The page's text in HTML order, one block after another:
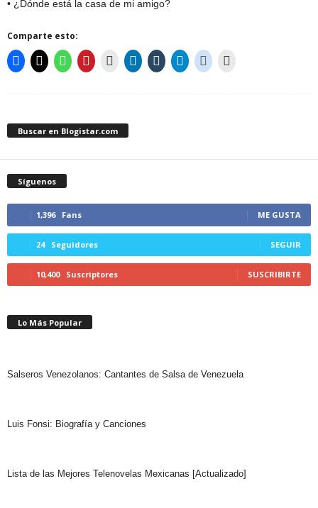
• ¿Dónde está la casa de mi amigo?
Comparte esto:
Buscar en Blogistar.com
Síguenos
1,396 Fans ME GUSTA
24 Seguidores SEGUIR
10,400 Suscriptores SUSCRIBIRTE
Lo Más Popular
Salseros Venezolanos: Cantantes de Salsa de Venezuela
Luis Fonsi: Biografía y Canciones
Lista de las Mejores Telenovelas Mexicanas [Actualizado]